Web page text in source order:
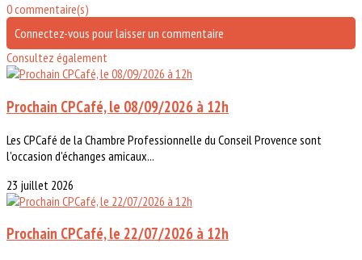
0 commentaire(s)
Connectez-vous pour laisser un commentaire
Consultez également
Prochain CPCafé, le 08/09/2026 à 12h
Les CPCafé de la Chambre Professionnelle du Conseil Provence sont
l'occasion d'échanges amicaux...
23 juillet 2026
Prochain CPCafé, le 22/07/2026 à 12h